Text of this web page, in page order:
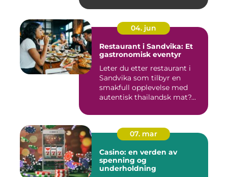
04. jun
Restaurant i Sandvika: Et
gastronomisk eventyr
Leter du etter restaurant i
Sandvika som tilbyr en
smakfull opplevelse med
autentisk thailandsk mat?...
07. mar
Casino: en verden av
spenning og
underholdning